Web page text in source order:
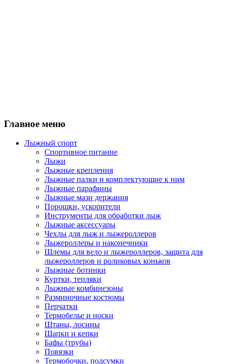
Главное меню
Лыжный спорт
Спортивное питание
Лыжи
Лыжные крепления
Лыжные палки и комплектующие к ним
Лыжные парафины
Лыжные мази держания
Порошки, ускорители
Инструменты для обработки лыж
Лыжные аксессуары
Чехлы для лыж и лыжероллеров
Лыжероллеры и наконечники
Шлемы для вело и лыжероллеров, защита для
лыжероллеров и роликовых коньков
Лыжные ботинки
Куртки, тепляки
Лыжные комбинезоны
Разминочные костюмы
Перчатки
Термобелье и носки
Штаны, лосины
Шапки и кепки
Бафы (трубы)
Повязки
Термобочки, подсумки